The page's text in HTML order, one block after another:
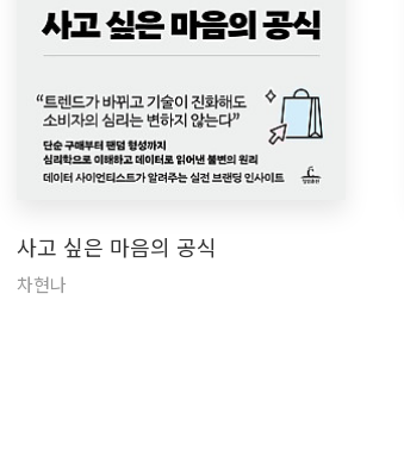
사고 싶은 마음의 공식
차현나